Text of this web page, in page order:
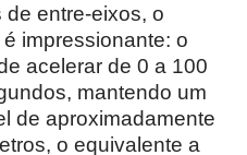
entre-eixos, o
impressionante: o
acelerar de 0 a 100
mantendo um
de aproximadamente
o equivalente a